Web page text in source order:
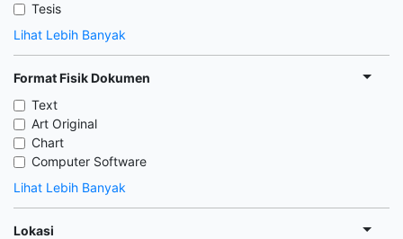
Tesis
Lihat Lebih Banyak
Format Fisik Dokumen
Text
Art Original
Chart
Computer Software
Lihat Lebih Banyak
Lokasi